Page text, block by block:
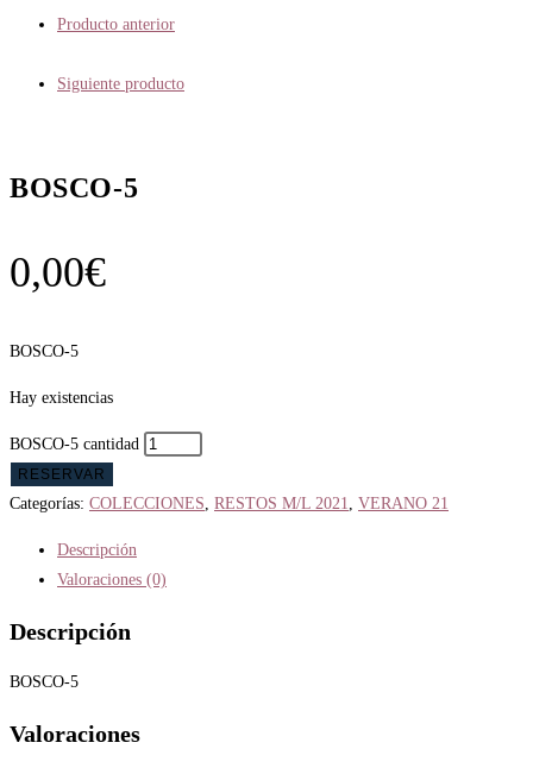
Producto anterior
Siguiente producto
BOSCO-5
0,00€
BOSCO-5
Hay existencias
BOSCO-5 cantidad
RESERVAR
Categorías: COLECCIONES RESTOS M/L 2021 VERANO 21
Descripción
Valoraciones (0)
Descripción
BOSCO-5
Valoraciones